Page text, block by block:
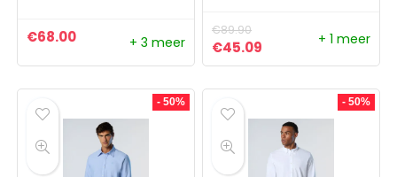
€68.00 + 3 meer
€89.90
Oorspronkelijke prijs
€45.09 Huidige prijs is:
+ 1 meer
- 50% - 50%